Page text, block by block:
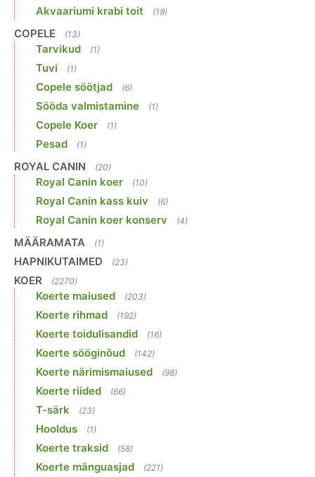
Akvaariumi krabi toit (19)
COPELE (13)
Tarvikud (1)
Tuvi (1)
Copele söötjad (6)
Sööda valmistamine (1)
Copele Koer (1)
Pesad (1)
ROYAL CANIN (20)
Royal Canin koer (10)
Royal Canin kass kuiv (6)
Royal Canin koer konserv (4)
MÄÄRAMATA (1)
HAPNIKUTAIMED (23)
KOER (2270)
Koerte maiused (203)
Koerte rihmad (192)
Koerte toidulisandid (16)
Koerte sööginõud (142)
Koerte närimismaiused (98)
Koerte riided (66)
T-särk (23)
Hooldus (1)
Koerte traksid (58)
Koerte mänguasjad (221)